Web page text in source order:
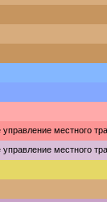
местного
местного